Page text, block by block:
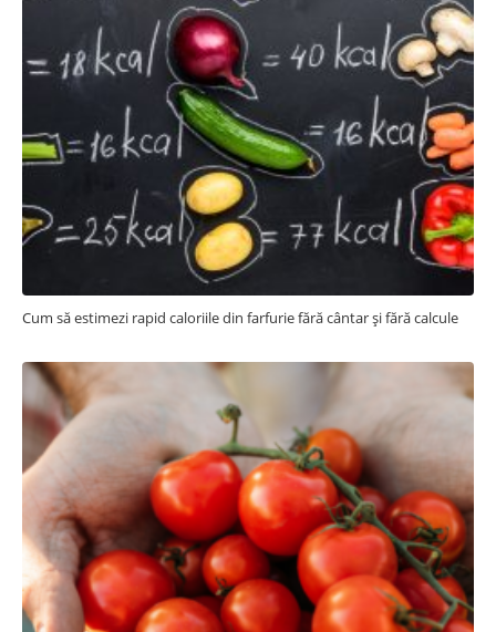
Cum să estimezi rapid caloriile din farfurie fără cântar și fără calcule